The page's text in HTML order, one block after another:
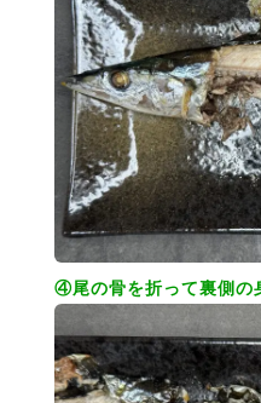
④尾の骨を折って裏側の